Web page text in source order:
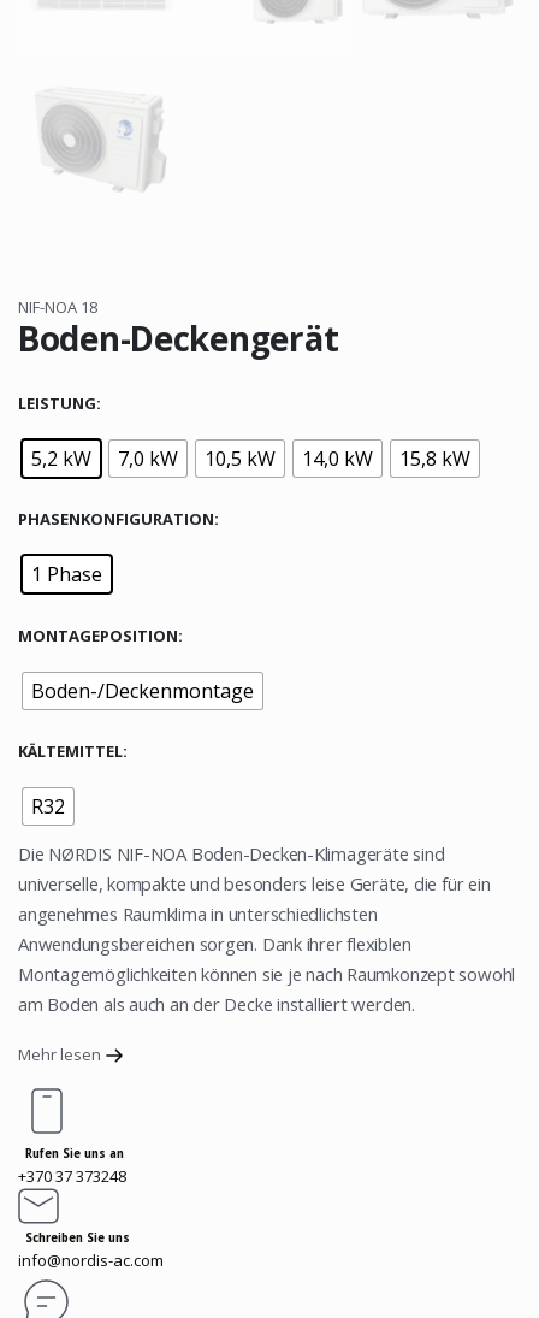
NIF-NOA 18
Boden-Deckengerät
LEISTUNG
5,2 kW 7,0 kW 10,5 kW 14,0 kW 15,8 kW
PHASENKONFIGURATION
1 Phase
MONTAGEPOSITION
Boden-/Deckenmontage
KÄLTEMITTEL
R32
Die NØRDIS NIF-NOA Boden-Decken-Klimageräte sind
universelle, kompakte und besonders leise Geräte, die für ein
angenehmes Raumklima in unterschiedlichsten
Anwendungsbereichen sorgen. Dank ihrer flexiblen
Montagemöglichkeiten können sie je nach Raumkonzept sowohl
am Boden als auch an der Decke installiert werden.
Mehr lesen
Rufen Sie uns an
+370 37 373248
Schreiben Sie uns
info@nordis-ac.com